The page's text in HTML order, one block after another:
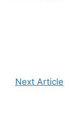
Next Article